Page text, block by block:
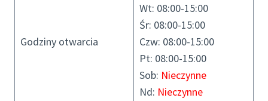
Godziny otwarcia
Wt: 08:00-15:00
Śr: 08:00-15:00
Czw: 08:00-15:00
Pt: 08:00-15:00
Sob: Nieczynne
Nd: Nieczynne